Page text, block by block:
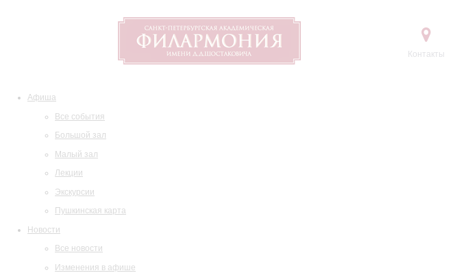
Контакты
Афиша
Все события
Большой зал
Малый зал
Лекции
Экскурсии
Пушкинская карта
Новости
Все новости
Изменения в афише